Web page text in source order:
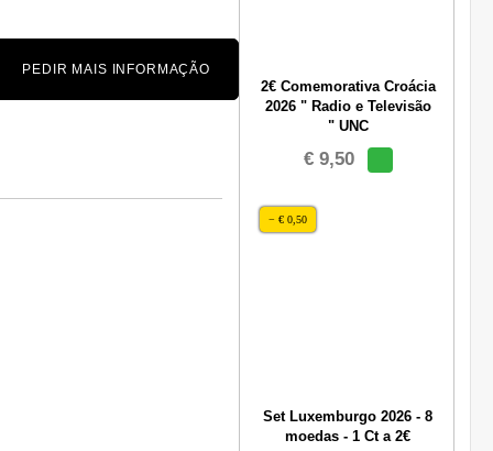
PEDIR MAIS INFORMAÇÃO
2€ Comemorativa Croácia
2026 " Radio e Televisão
" UNC
€ 9,50
− € 0,50
Set Luxemburgo 2026 - 8
moedas - 1 Ct a 2€